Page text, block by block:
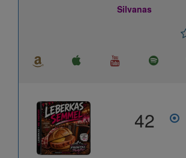
Silvanas
42